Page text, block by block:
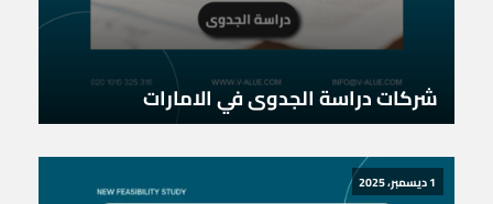
شركات دراسة الجدوى في الامارات
1 ديسمبر، 2025